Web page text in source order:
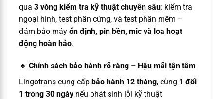
qua 3 vòng kiểm tra kỹ thuật chuyên sâu: kiểm tra
ngoại hình, test phần cứng, và test phần mềm –
đảm bảo máy ổn định, pin bền, mic và loa hoạt
động hoàn hảo.
🔹 Chính sách bảo hành rõ ràng – Hậu mãi tận tâm
Lingotrans cung cấp bảo hành 12 tháng, cùng 1 đổi
1 trong 30 ngày nếu phát sinh lỗi kỹ thuật.